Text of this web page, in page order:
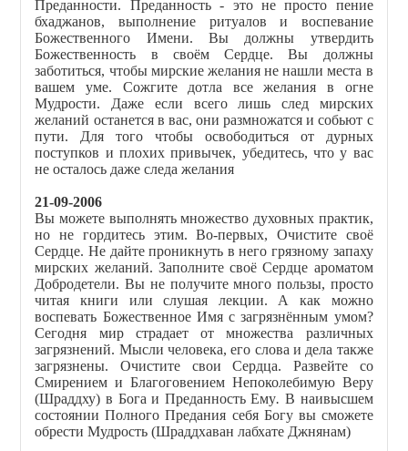
Преданности. Преданность - это не просто пение
бхаджанов, выполнение ритуалов и воспевание
Божественного Имени. Вы должны утвердить
Божественность в своём Сердце. Вы должны
заботиться, чтобы мирские желания не нашли места в
вашем уме. Сожгите дотла все желания в огне
Мудрости. Даже если всего лишь след мирских
желаний останется в вас, они размножатся и собьют с
пути. Для того чтобы освободиться от дурных
поступков и плохих привычек, убедитесь, что у вас
не осталось даже следа желания
21-09-2006
Вы можете выполнять множество духовных практик,
но не гордитесь этим. Во-первых, Очистите своё
Сердце. Не дайте проникнуть в него грязному запаху
мирских желаний. Заполните своё Сердце ароматом
Добродетели. Вы не получите много пользы, просто
читая книги или слушая лекции. А как можно
воспевать Божественное Имя с загрязнённым умом?
Сегодня мир страдает от множества различных
загрязнений. Мысли человека, его слова и дела также
загрязнены. Очистите свои Сердца. Развейте со
Смирением и Благоговением Непоколебимую Веру
(Шраддху) в Бога и Преданность Ему. В наивысшем
состоянии Полного Предания себя Богу вы сможете
обрести Мудрость (Шраддхаван лабхате Джнянам)